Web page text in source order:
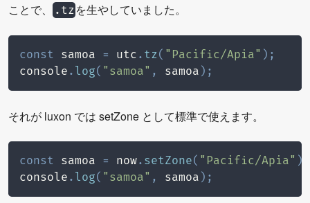
ことで、
.tz を生やしていました。
const samoa = utc . tz ( "Pacific/Apia" ) ;
console . log( "samoa" , samoa ) ;
それが luxon では setZone として標準で使えます。
const samoa = now. setZone( "Pacific/Apia" )
console . log( "samoa" , samoa ) ;